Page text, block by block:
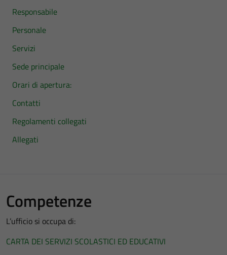
Responsabile
Personale
Servizi
Sede principale
Orari di apertura:
Contatti
Regolamenti collegati
Allegati
Competenze
L’ufficio si occupa di:
CARTA DEI SERVIZI SCOLASTICI ED EDUCATIVI